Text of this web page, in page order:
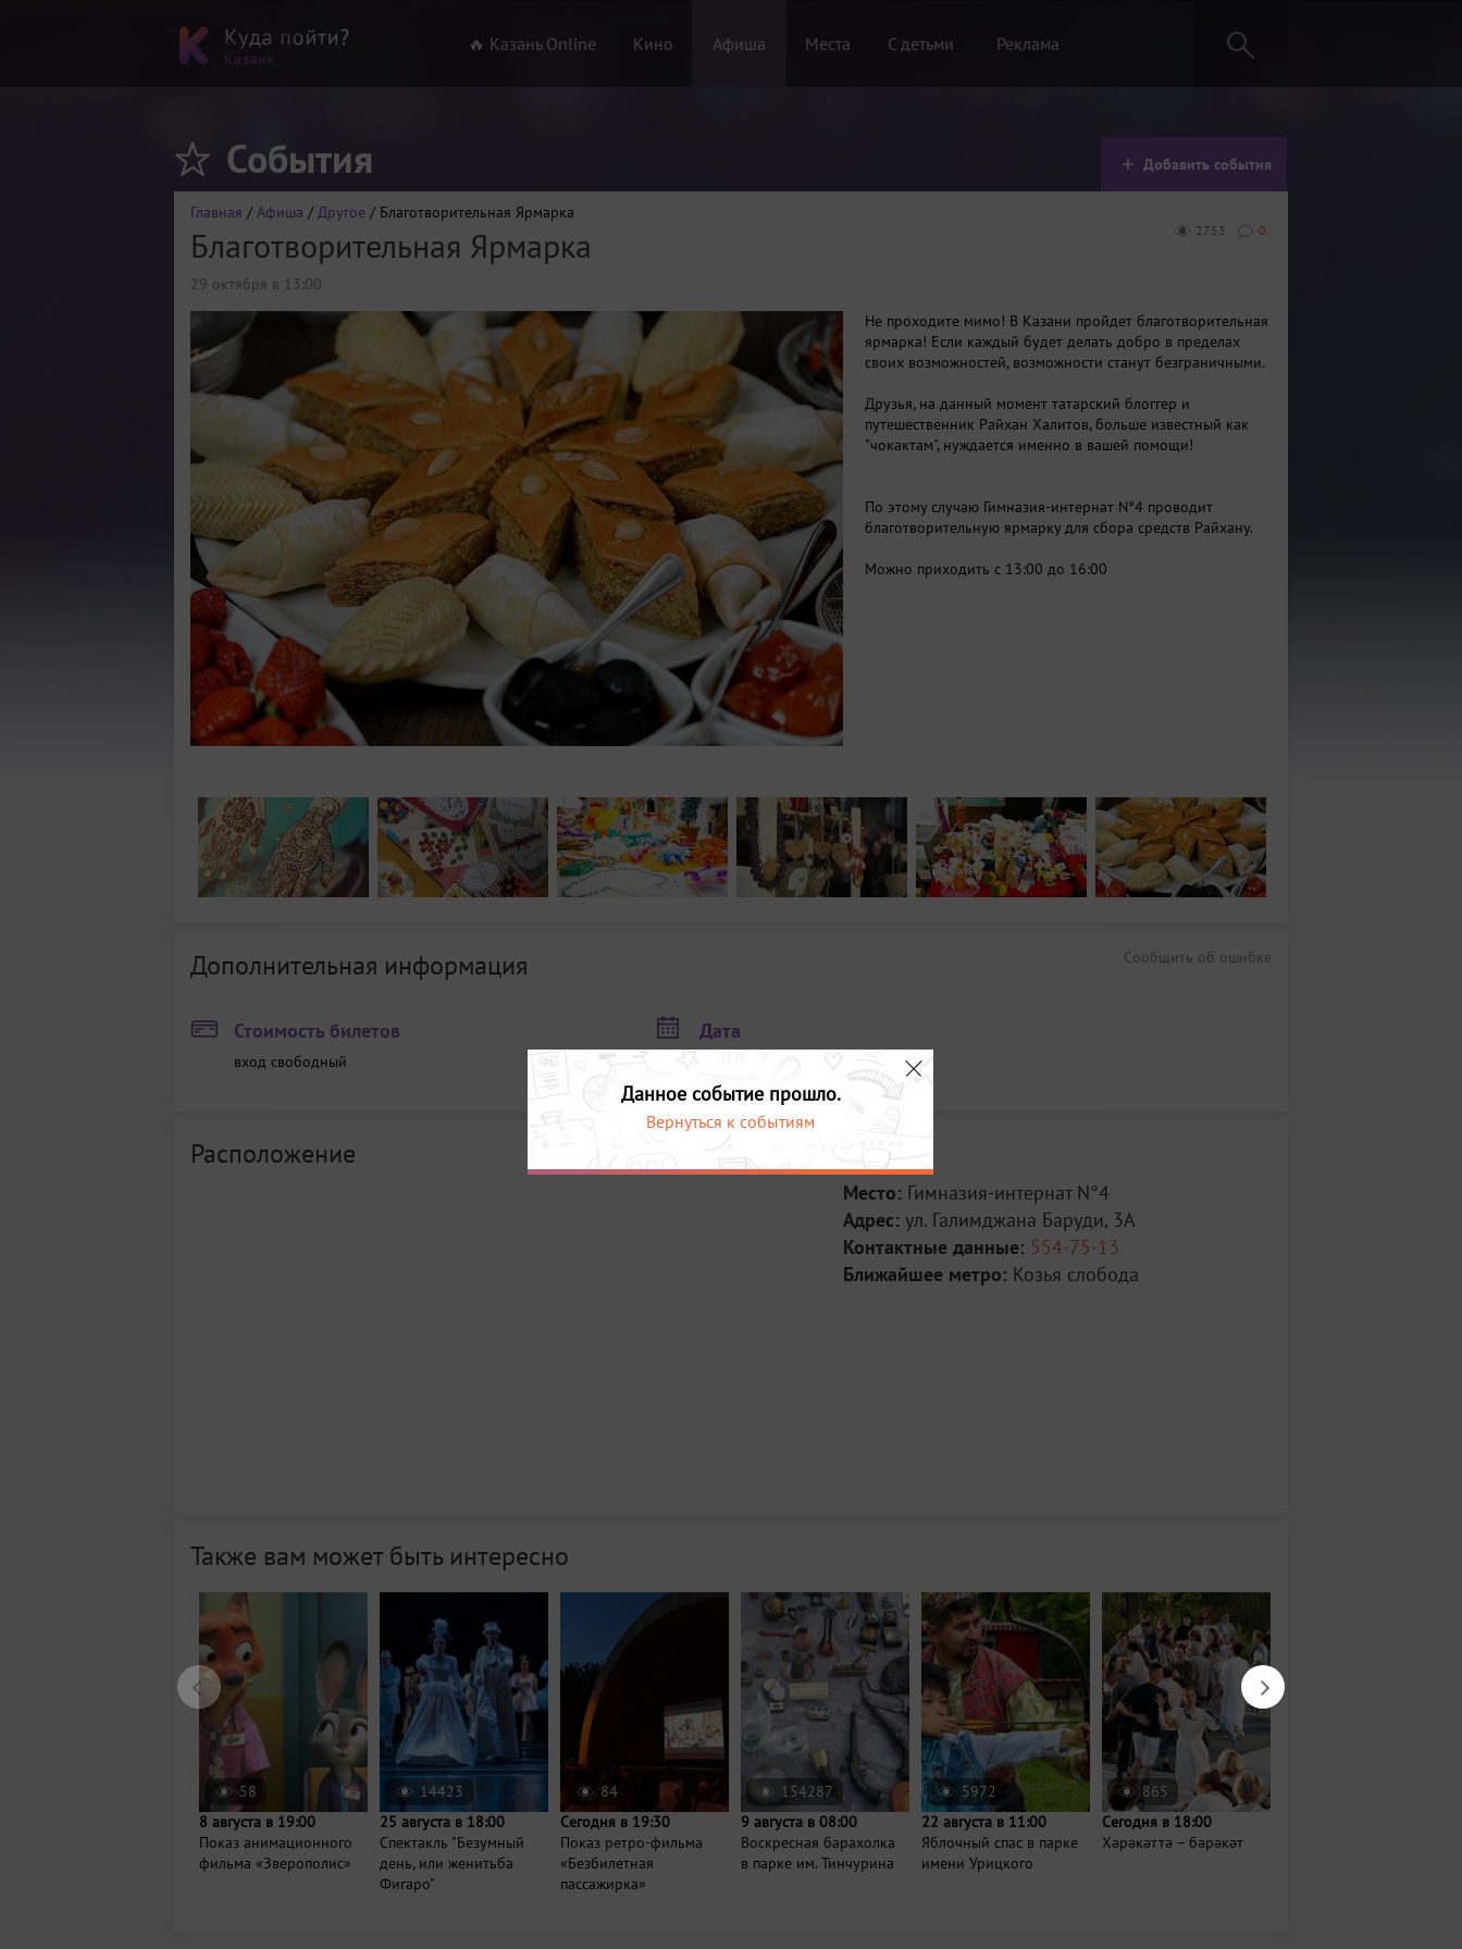
🔥 Казань Online Кино Афиша Места С детьми Реклама
События Добавить события
Главная / Афиша / Другое / Благотворительная Ярмарка
0
2753
Благотворительная Ярмарка
29 октября в 13:00
Не проходите мимо! В Казани пройдет благотворительная
ярмарка! Если каждый будет делать добро в пределах
своих возможностей, возможности станут безграничными.
Друзья, на данный момент татарский блоггер и
путешественник Райхан Халитов, больше известный как
"чокактам", нуждается именно в вашей помощи!
По этому случаю Гимназия-интернат N°4 проводит
благотворительную ярмарку для сбора средств Райхану.
Можно приходить с 13:00 до 16:00
Сообщить об ошибке
Дополнительная информация
Стоимость билетов
вход свободный
Дата
29 октября в 13:00
Расположение
Место: Гимназия-интернат N°4
Адрес: ул. Галимджана Баруди, 3А
Контактные данные: 554-75-13
Ближайшее метро: Козья слобода
Также вам может быть интересно
58
8 августа в 19:00
Показ анимационного
фильма «Зверополис»
14423
25 августа в 18:00
Спектакль "Безумный
день, или женитьба
Фигаро"
84
Сегодня в 19:30
Показ ретро-фильма
«Безбилетная
пассажирка»
154287
9 августа в 08:00
Воскресная барахолка
в парке им. Тинчурина
5972
22 августа в 11:00
Яблочный спас в парке
имени Урицкого
865
Сегодня в 18:00
Хәрәкәттә – бәрәкәт
Данное событие прошло.
Вернуться к событиям